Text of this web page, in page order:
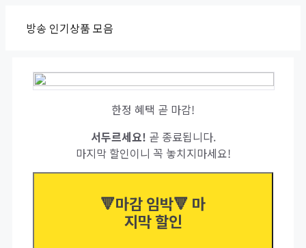
방송 인기상품 모음
한정 혜택 곧 마감!
서두르세요! 곧 종료됩니다.
마지막 할인이니 꼭 놓치지마세요!
🔻마감 임박🔻 마
지막 할인